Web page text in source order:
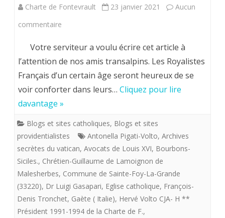
Charte de Fontevrault 23 janvier 2021
Aucun
commentaire
Volto.
Saint
Padre
Le
testament
de
Louis
Votre serviteur a voulu écrire cet article à
l’attention de nos amis transalpins. Les Royalistes
Français d’un certain âge seront heureux de se
voir conforter dans leurs… Cliquez pour lire
davantage »
Blogs et sites catholiques, Blogs et sites
providentialistes
Antonella Pigati-Volto, Archives
secrètes du vatican, Avocats de Louis XVI, Bourbons-
Siciles., Chrétien-Guillaume de Lamoignon de
Malesherbes, Commune de Sainte-Foy-La-Grande
(33220), Dr Luigi Gasapari, Eglise catholique, François-
Denis Tronchet, Gaète ( Italie), Hervé Volto CJA- H **
Président 1991-1994 de la Charte de F.,